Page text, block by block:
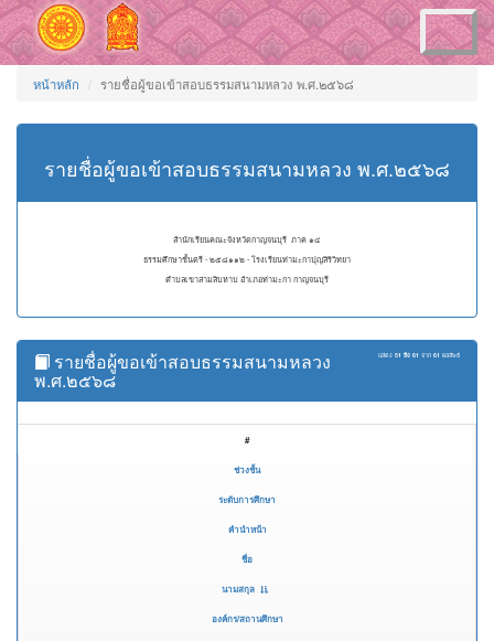
Toggle
navigation
หน้าหลัก รายชื่อผู้ขอเข้าสอบธรรมสนามหลวง พ.ศ.๒๕๖๘
รายชื่อผู้ขอเข้าสอบธรรมสนามหลวง พ.ศ.๒๕๖๘
สำนักเรียนคณะจังหวัดกาญจนบุรี ภาค ๑๔
ธรรมศึกษาชั้นตรี - ๒๕๘๑๑๒ - โรงเรียนท่ามะกาปุญสิริวิทยา
ตำบลเขาสามสิบหาบ อำเภอท่ามะกา กาญจนบุรี
แสดง 51 ถึง 61 จาก 61 ผลลัพธ์
รายชื่อผู้ขอเข้าสอบธรรมสนามหลวง
พ.ศ.๒๕๖๘
#
ช่วงชั้น
ระดับการศึกษา
คำนำหน้า
ชื่อ
นามสกุล
องค์กร/สถานศึกษา